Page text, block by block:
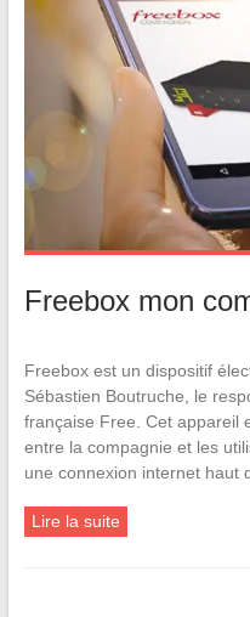
Freebox mon
Freebox est un dispositif
Sébastien Boutruche, le
française Free. Cet appareil
entre la compagnie et les
une connexion internet haut
Lire la suite